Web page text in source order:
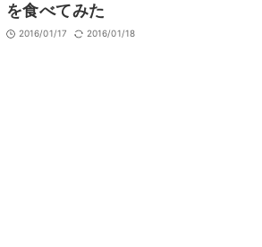
を食べてみた
2016/01/17 2016/01/18